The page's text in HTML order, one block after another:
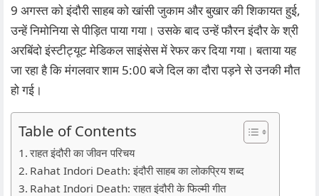
9 अगस्त को इंदौरी साहब को खांसी जुकाम और बुखार की शिकायत हुई,
उन्हें निमोनिया से पीड़ित पाया गया। उसके बाद उन्हें फौरन इंदौर के श्री
अरबिंदो इंस्टीट्यूट मेडिकल साइंसेस में रेफर कर दिया गया। बताया यह
जा रहा है कि मंगलवार शाम 5:00 बजे दिल का दौरा पड़ने से उनकी मौत
हो गई।
Table of Contents
राहत इंदौरी का जीवन परिचय
Rahat Indori Death: इंदौरी साहब का लोकप्रिय शब्द
Rahat Indori Death: राहत इंदौरी के फिल्मी गीत